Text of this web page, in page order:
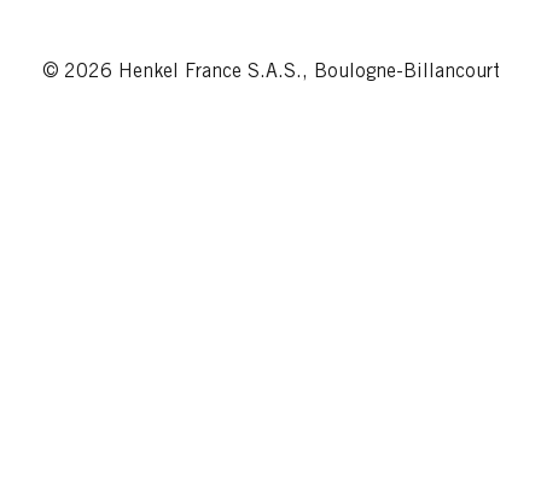
© 2026 Henkel France S.A.S., Boulogne-Billancourt